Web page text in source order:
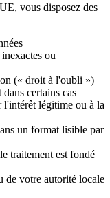
vous disposez des
ou
(« droit à l'oubli »)
certains cas
légitime ou à la
un format lisible par
traitement est fondé
votre autorité locale